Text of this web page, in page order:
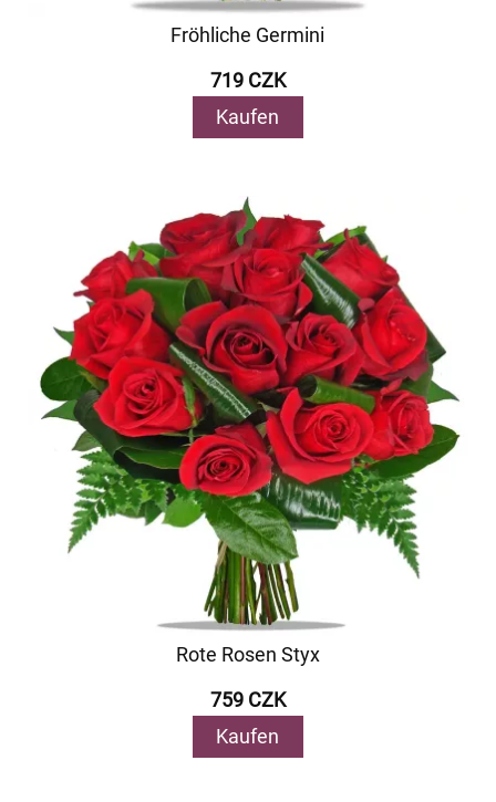
Fröhliche Germini
719 CZK
Kaufen
Rote Rosen Styx
759 CZK
Kaufen